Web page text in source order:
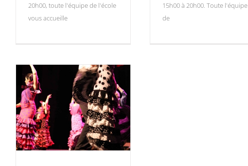
20h00, toute l'équipe de l'école
vous accueille
15h00 à 20h00. Toute l'équipe
de